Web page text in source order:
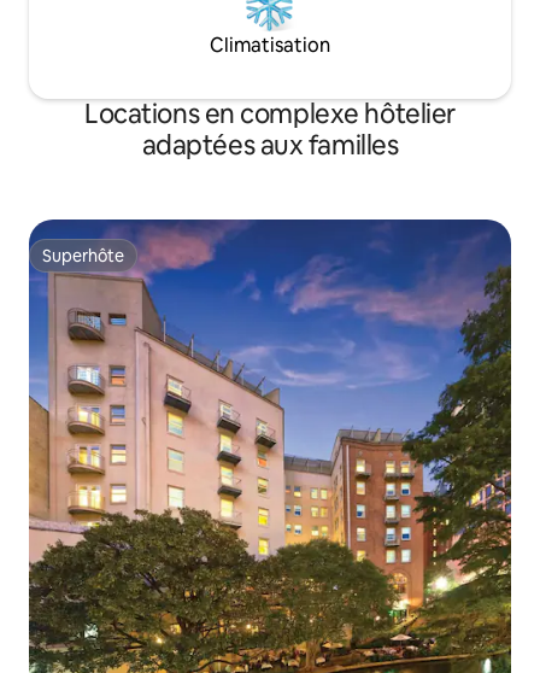
Climatisation
Locations en complexe hôtelier
adaptées aux familles
Superhôte
Superhôte